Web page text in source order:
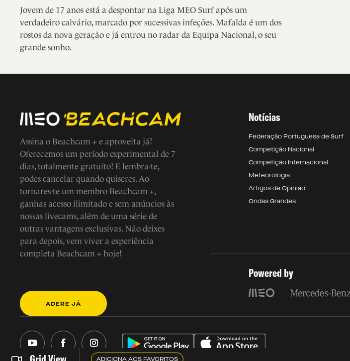
ADICIONA AOS FAVORITOS
Jovem de 17 anos está a despontar na Liga MEO Surf após um
verdadeiro calvário, marcado por sucessivas infeções. Mafalda é um dos
rostos da nova geração e já entrou no radar da Equipa Nacional, o seu
grande sonho.
Assina o Beachcam + e aproveita já!
Oferecemos um período experimental de 7
dias, totalmente gratuito! E lembra-te,
podes cancelar quando quiseres. Ao
tornares-te um membro Beachcam +,
ganhas acesso ilimitado e sem anúncios às
nossas livecams, além de uma série de
outras vantagens exclusivas. Não deixes
para depois, vem viver a experiência
completa Beachcam + hoje!
ADERE JÁ
Notícias
Federação Portuguesa de Surf
Competição Nacional
Competição Internacional
Meteorologia
Artigos de Opinião
Ondas Grandes
Powered by